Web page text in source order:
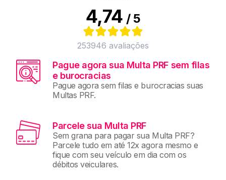
4,74 / 5
253946 avaliações
Pague agora sua Multa PRF sem filas
e burocracias
Pague agora sem filas e burocracias suas
Multas PRF.
Parcele sua Multa PRF
Sem grana para pagar sua Multa PRF?
Parcele tudo em até 12x agora mesmo e
fique com seu veículo em dia com os
débitos veiculares.